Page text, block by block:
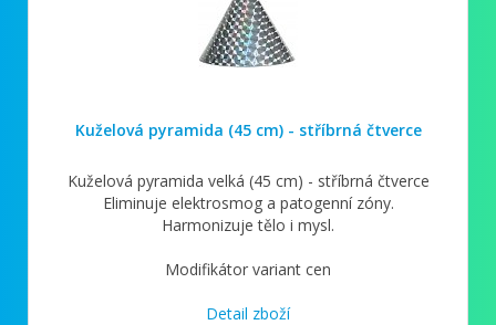
Kuželová pyramida (45 cm) - stříbrná čtverce
Kuželová pyramida velká (45 cm) - stříbrná čtverce
Eliminuje elektrosmog a patogenní zóny.
Harmonizuje tělo i mysl.
Modifikátor variant cen
Detail zboží